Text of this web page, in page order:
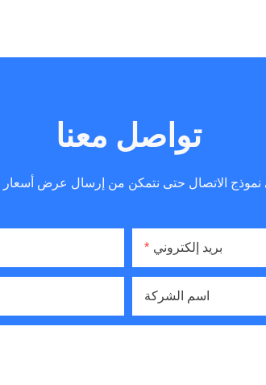
تواصل معنا
بريد إلكتروني
اسم الشركة